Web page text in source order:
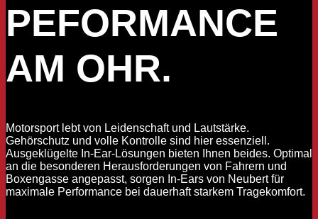
PEFORMANCE
AM OHR.
Motorsport lebt von Leidenschaft und Lautstärke.
Gehörschutz und volle Kontrolle sind hier essenziell.
Ausgeklügelte In-Ear-Lösungen bieten Ihnen beides. Optimal
an die besonderen Herausforderungen von Fahrern und
Boxengasse angepasst, sorgen In-Ears von Neubert für
maximale Performance bei dauerhaft starkem Tragekomfort.